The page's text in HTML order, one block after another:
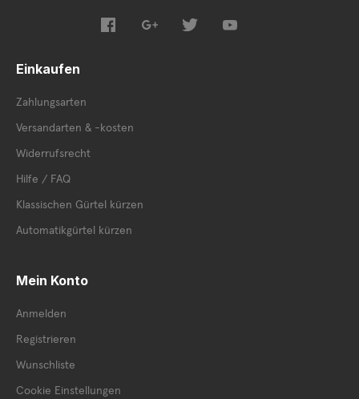
Einkaufen
Zahlungsarten
Versandarten & -kosten
Widerrufsrecht
Hilfe / FAQ
Klassischen Gürtel kürzen
Automatikgürtel kürzen
Mein Konto
Anmelden
Registrieren
Wunschliste
Cookie Einstellungen